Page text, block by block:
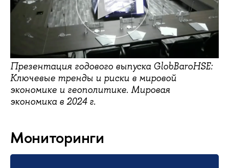
Презентация годового выпуска GlobBaroHSE:
Ключевые тренды и риски в мировой
экономике и геополитике. Мировая
экономика в 2024 г.
Мониторинги